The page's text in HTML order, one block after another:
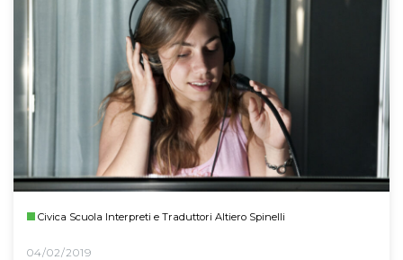
Civica Scuola Interpreti e Traduttori Altiero Spinelli
04/02/2019